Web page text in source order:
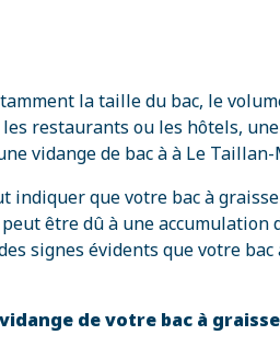
la taille du bac, le
restaurants ou les hôtels,
vidange de bac à à Le Taillan-
indiquer que votre bac à
être dû à une accumulation
signes évidents que votre
de votre bac à